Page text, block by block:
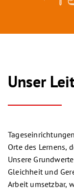
Unser
Orte des Lernens,
Unsere
Gleichheit und
Arbeit umsetzbar,